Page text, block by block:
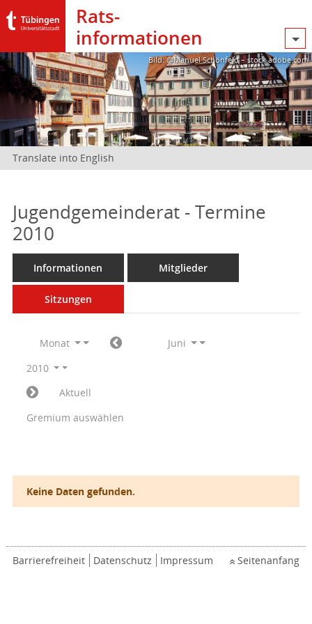
Rats­
informationen
Bild: @Manuel Schönfeld – stock.adobe.com
Translate into English
Jugendgemeinderat - Termine
2010
Informationen Mitglieder
Sitzungen
Monat
Juni
2010
Aktuell
Gremium auswählen
Keine Daten gefunden.
Barrierefreiheit Datenschutz Impressum Seitenanfang